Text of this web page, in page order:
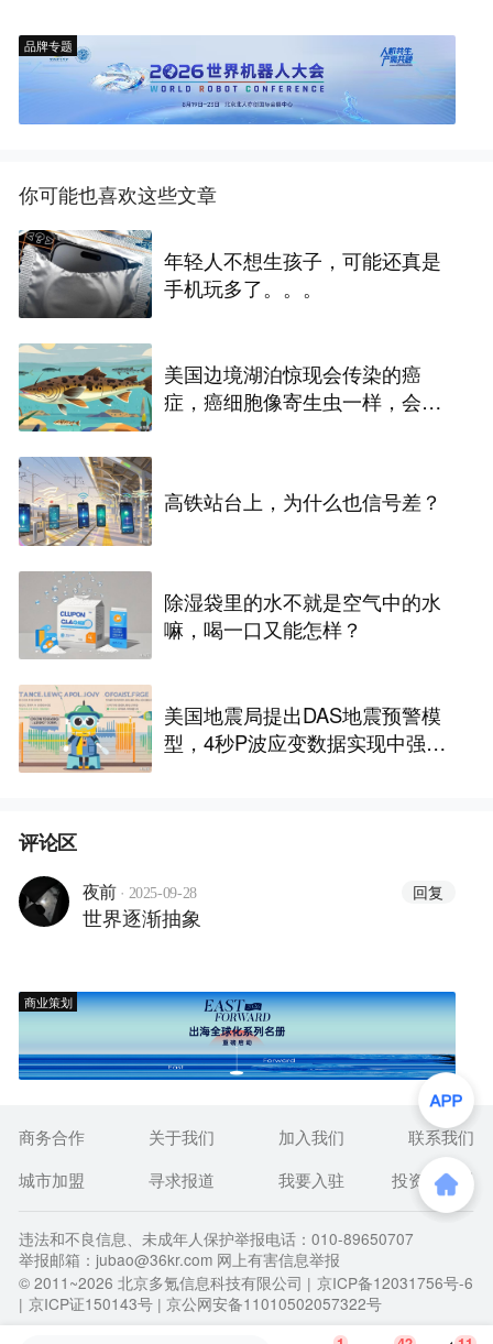
品牌专题
你可能也喜欢这些文章
年轻人不想生孩子，可能还真是
手机玩多了。。。
美国边境湖泊惊现会传染的癌
症，癌细胞像寄生虫一样，会在
高铁站台上，为什么也信号差？
除湿袋里的水不就是空气中的水
嘛，喝一口又能怎样？
美国地震局提出DAS地震预警模
型，4秒P波应变数据实现中强地
评论区
夜前 · 2025-09-28 回复
世界逐渐抽象
商业策划
商务合作 关于我们 加入我们
联系我们
城市加盟
寻求报道 我要入驻 投资者关系
违法和不良信息、未成年人保护举报电话：010-89650707
举报邮箱：jubao@36kr.com 网上有害信息举报
© 2011~2026 北京多氪信息科技有限公司 | 京ICP备12031756号-6
| 京ICP证150143号 | 京公网安备11010502057322号